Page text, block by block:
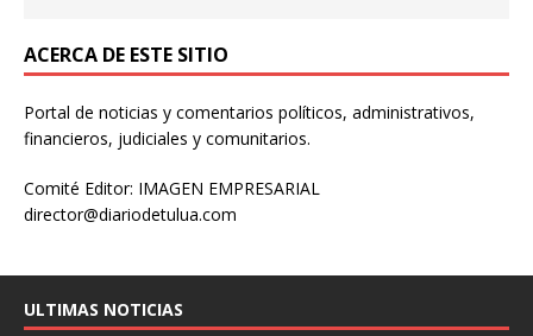
ACERCA DE ESTE SITIO
Portal de noticias y comentarios políticos, administrativos,
financieros, judiciales y comunitarios.
Comité Editor: IMAGEN EMPRESARIAL
director@diariodetulua.com
ULTIMAS NOTICIAS